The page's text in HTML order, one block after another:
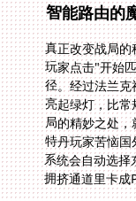
智能路由的
真正改变战局
玩家点击"开始
径。经过法兰
亮起绿灯，比
局的精妙之处
特丹玩家苦恼
系统会自动选
拥挤通道里卡成